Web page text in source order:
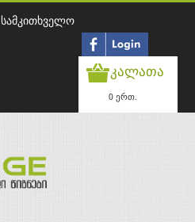
სამკითხველო
კალათა
0 ერთ.